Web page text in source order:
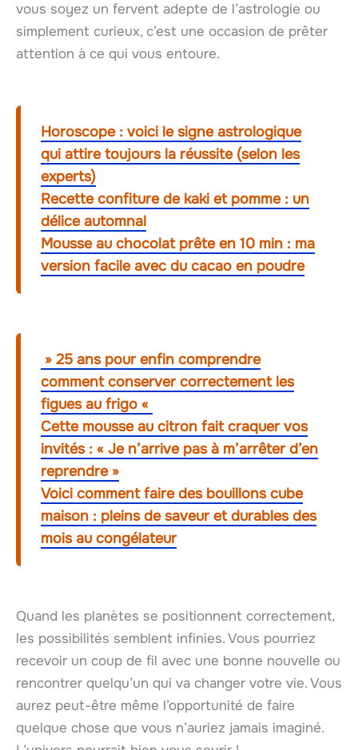
vous soyez un fervent adepte de l’astrologie ou
simplement curieux, c’est une occasion de prêter
attention à ce qui vous entoure.
Horoscope : voici le signe astrologique
qui attire toujours la réussite (selon les
experts)
Recette confiture de kaki et pomme : un
délice automnal
Mousse au chocolat prête en 10 min : ma
version facile avec du cacao en poudre
» 25 ans pour enfin comprendre
comment conserver correctement les
figues au frigo «
Cette mousse au citron fait craquer vos
invités : « Je n’arrive pas à m’arrêter d’en
reprendre »
Voici comment faire des bouillons cube
maison : pleins de saveur et durables des
mois au congélateur
Quand les planètes se positionnent correctement,
les possibilités semblent infinies. Vous pourriez
recevoir un coup de fil avec une bonne nouvelle ou
rencontrer quelqu’un qui va changer votre vie. Vous
aurez peut-être même l’opportunité de faire
quelque chose que vous n’auriez jamais imaginé.